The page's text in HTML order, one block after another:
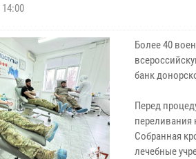
Более 40
банк
Перед
Собранная
лечебные